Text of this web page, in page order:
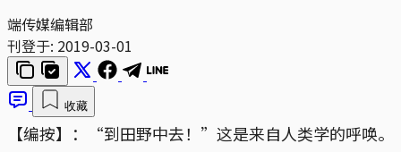
端传媒编辑部
刊登于: 2019-03-01
收藏
【编按】：“到田野中去！”这是来自人类学的呼唤。